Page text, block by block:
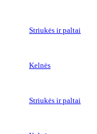
Striukės ir paltai
Kelnės
Striukės ir paltai